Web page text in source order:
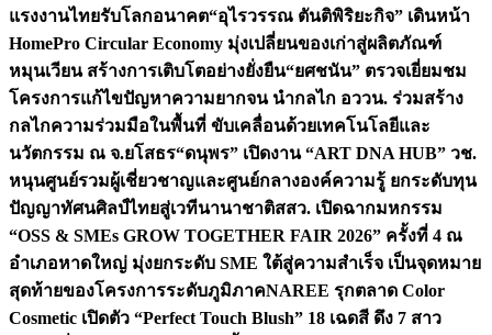
แรงงานไทยรับโลกอนาคต“อุไรวรรณ ตันติพิริยะกิจ” เดินหน้า
HomePro Circular Economy มุ่งเปลี่ยนของเก่าสู่ผลิตภัณฑ์
หมุนเวียน สร้างการเติบโตอย่างยั่งยืน“ยศชนัน” ตรวจเยี่ยมชม
โครงการแก้ไขปัญหาความยากจน นำกลไก อววน. ร่วมสร้าง
กลไกความร่วมมือในพื้นที่ ขับเคลื่อนด้วยเทคโนโลยีและ
นวัตกรรม ณ จ.ยโสธร“ดนุพร” เปิดงาน “ART DNA HUB” วช.
หนุนศูนย์รวมผู้เชี่ยวชาญและศูนย์กลางองค์ความรู้ ยกระดับทุน
ปัญญาทัศนศิลป์ไทยสู่เวทีนานาชาติสสว. เปิดฉากมหกรรม
“OSS & SMEs GROW TOGETHER FAIR 2026” ครั้งที่ 4 ณ
อำเภอหาดใหญ่ มุ่งยกระดับ SME ใต้สู่ความสำเร็จ เป็นจุดหมาย
สุดท้ายของโครงการระดับภูมิภาคNAREE รุกตลาด Color
Cosmetic เปิดตัว “Perfect Touch Blush” 18 เฉดสี ดึง 7 สาว